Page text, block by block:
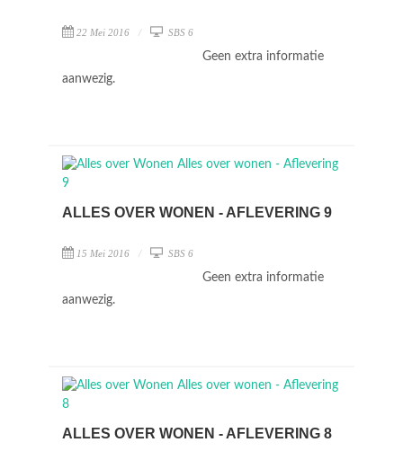
22 Mei 2016 SBS 6
Geen extra informatie
aanwezig.
ALLES OVER WONEN - AFLEVERING 9
15 Mei 2016 SBS 6
Geen extra informatie
aanwezig.
ALLES OVER WONEN - AFLEVERING 8